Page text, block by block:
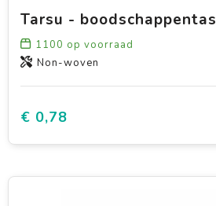
Tarsu - boodschappentas
1100 op voorraad
Non-woven
€ 0,78